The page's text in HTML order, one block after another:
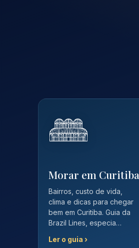
Morar em Curitiba
Bairros, custo de vida,
clima e dicas para chegar
bem em Curitiba. Guia da
Brazil Lines, especia…
Ler o guia ›